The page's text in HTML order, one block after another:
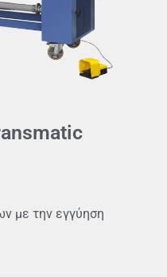
με την εγγύηση